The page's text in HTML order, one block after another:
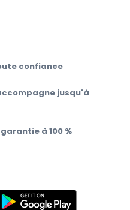
confiance
jusqu'à
à 100 %